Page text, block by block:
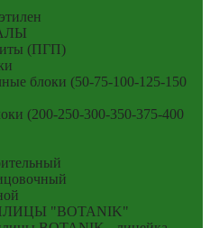
(ПГП)
блоки (50-75-100-125-150
(200-250-300-350-375-400
"BOTANIK"